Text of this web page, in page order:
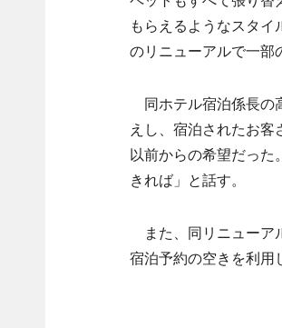
もらえるようなスタ
のリニューアルで一部
同ホテル宿泊係長の
えし、宿泊されたお
以前からの希望だった
きれば」と話す。
また、同リニューア
宿泊予約の空きを利用